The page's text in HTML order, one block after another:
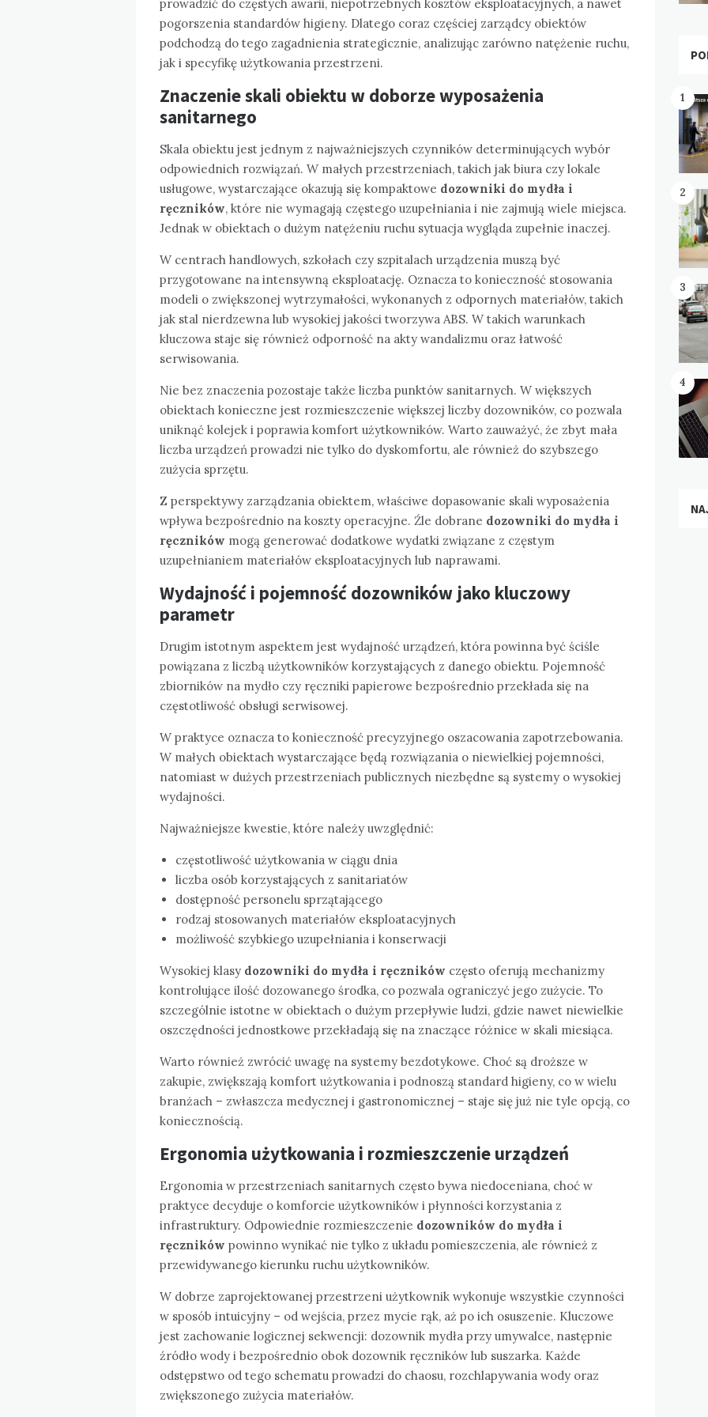
prowadzić do częstych awarii, niepotrzebnych kosztów eksploatacyjnych, a nawet
pogorszenia standardów higieny. Dlatego coraz częściej zarządcy obiektów
podchodzą do tego zagadnienia strategicznie, analizując zarówno natężenie ruchu,
jak i specyfikę użytkowania przestrzeni.
Znaczenie skali obiektu w doborze wyposażenia
sanitarnego
Skala obiektu jest jednym z najważniejszych czynników determinujących wybór
odpowiednich rozwiązań. W małych przestrzeniach, takich jak biura czy lokale
usługowe, wystarczające okazują się kompaktowe dozowniki do mydła i
ręczników, które nie wymagają częstego uzupełniania i nie zajmują wiele miejsca.
Jednak w obiektach o dużym natężeniu ruchu sytuacja wygląda zupełnie inaczej.
W centrach handlowych, szkołach czy szpitalach urządzenia muszą być
przygotowane na intensywną eksploatację. Oznacza to konieczność stosowania
modeli o zwiększonej wytrzymałości, wykonanych z odpornych materiałów, takich
jak stal nierdzewna lub wysokiej jakości tworzywa ABS. W takich warunkach
kluczowa staje się również odporność na akty wandalizmu oraz łatwość
serwisowania.
Nie bez znaczenia pozostaje także liczba punktów sanitarnych. W większych
obiektach konieczne jest rozmieszczenie większej liczby dozowników, co pozwala
uniknąć kolejek i poprawia komfort użytkowników. Warto zauważyć, że zbyt mała
liczba urządzeń prowadzi nie tylko do dyskomfortu, ale również do szybszego
zużycia sprzętu.
Z perspektywy zarządzania obiektem, właściwe dopasowanie skali wyposażenia
wpływa bezpośrednio na koszty operacyjne. Źle dobrane dozowniki do mydła i
ręczników mogą generować dodatkowe wydatki związane z częstym
uzupełnianiem materiałów eksploatacyjnych lub naprawami.
Wydajność i pojemność dozowników jako kluczowy
parametr
Drugim istotnym aspektem jest wydajność urządzeń, która powinna być ściśle
powiązana z liczbą użytkowników korzystających z danego obiektu. Pojemność
zbiorników na mydło czy ręczniki papierowe bezpośrednio przekłada się na
częstotliwość obsługi serwisowej.
W praktyce oznacza to konieczność precyzyjnego oszacowania zapotrzebowania.
W małych obiektach wystarczające będą rozwiązania o niewielkiej pojemności,
natomiast w dużych przestrzeniach publicznych niezbędne są systemy o wysokiej
wydajności.
Najważniejsze kwestie, które należy uwzględnić:
częstotliwość użytkowania w ciągu dnia
liczba osób korzystających z sanitariatów
dostępność personelu sprzątającego
rodzaj stosowanych materiałów eksploatacyjnych
możliwość szybkiego uzupełniania i konserwacji
Wysokiej klasy dozowniki do mydła i ręczników często oferują mechanizmy
kontrolujące ilość dozowanego środka, co pozwala ograniczyć jego zużycie. To
szczególnie istotne w obiektach o dużym przepływie ludzi, gdzie nawet niewielkie
oszczędności jednostkowe przekładają się na znaczące różnice w skali miesiąca.
Warto również zwrócić uwagę na systemy bezdotykowe. Choć są droższe w
zakupie, zwiększają komfort użytkowania i podnoszą standard higieny, co w wielu
branżach – zwłaszcza medycznej i gastronomicznej – staje się już nie tyle opcją, co
koniecznością.
Ergonomia użytkowania i rozmieszczenie urządzeń
Ergonomia w przestrzeniach sanitarnych często bywa niedoceniana, choć w
praktyce decyduje o komforcie użytkowników i płynności korzystania z
infrastruktury. Odpowiednie rozmieszczenie dozowników do mydła i
ręczników powinno wynikać nie tylko z układu pomieszczenia, ale również z
przewidywanego kierunku ruchu użytkowników.
W dobrze zaprojektowanej przestrzeni użytkownik wykonuje wszystkie czynności
w sposób intuicyjny – od wejścia, przez mycie rąk, aż po ich osuszenie. Kluczowe
jest zachowanie logicznej sekwencji: dozownik mydła przy umywalce, następnie
źródło wody i bezpośrednio obok dozownik ręczników lub suszarka. Każde
odstępstwo od tego schematu prowadzi do chaosu, rozchlapywania wody oraz
zwiększonego zużycia materiałów.
1
2
3
4